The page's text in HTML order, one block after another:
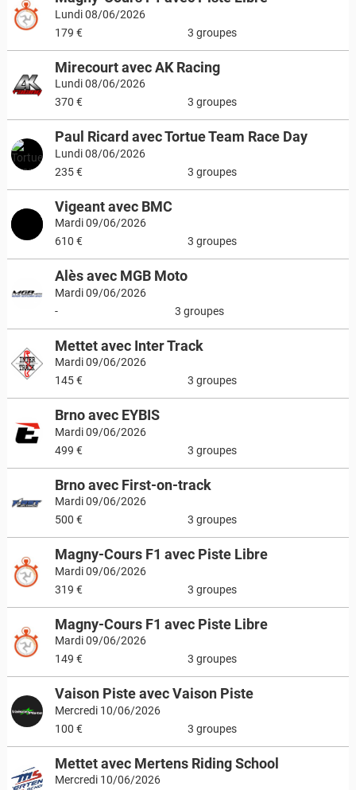
Lundi 08/06/2026
179 €
3 groupes
Mirecourt avec AK Racing
Lundi 08/06/2026
370 €
3 groupes
Paul Ricard avec Tortue Team Race Day
Lundi 08/06/2026
235 €
3 groupes
Vigeant avec BMC
Mardi 09/06/2026
610 €
3 groupes
Alès avec MGB Moto
Mardi 09/06/2026
-
3 groupes
Mettet avec Inter Track
Mardi 09/06/2026
145 €
3 groupes
Brno avec EYBIS
Mardi 09/06/2026
499 €
3 groupes
Brno avec First-on-track
Mardi 09/06/2026
500 €
3 groupes
Magny-Cours F1 avec Piste Libre
Mardi 09/06/2026
319 €
3 groupes
Magny-Cours F1 avec Piste Libre
Mardi 09/06/2026
149 €
3 groupes
Vaison Piste avec Vaison Piste
Mercredi 10/06/2026
100 €
3 groupes
Mettet avec Mertens Riding School
Mercredi 10/06/2026